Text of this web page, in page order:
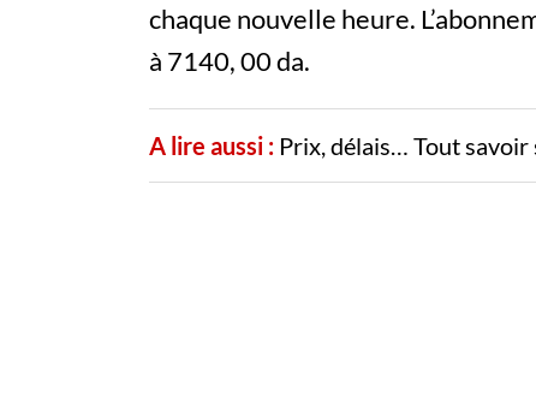
chaque nouvelle heure.
à 7140, 00 da.
A lire aussi : Prix, délais… Tout savoir